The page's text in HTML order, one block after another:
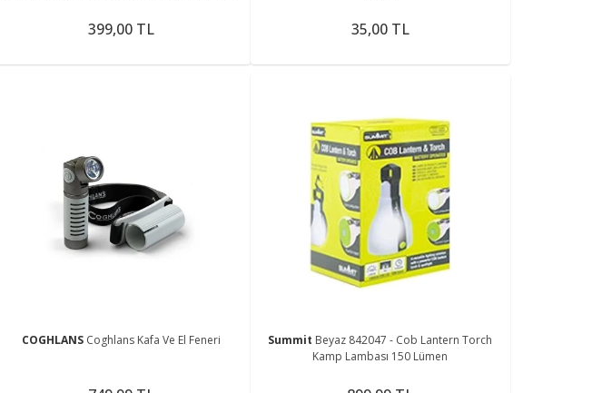
399,00 TL 35,00 TL
COGHLANS Coghlans Kafa Ve El Feneri Summit Beyaz 842047 - Cob Lantern Torch
Kamp Lambası 150 Lümen